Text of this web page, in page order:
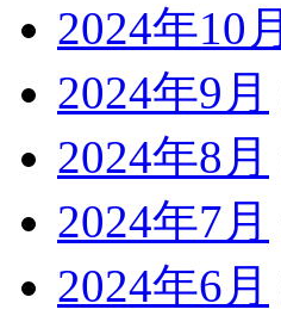
2024年10月
2024年9月
2024年8月
2024年7月
2024年6月